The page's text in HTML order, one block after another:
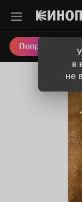
в
не
Попробовать